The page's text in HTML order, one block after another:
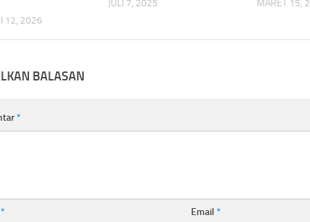
12, 2026
JULI 7, 2025 MARET 15,
BALASAN
*
* Email*